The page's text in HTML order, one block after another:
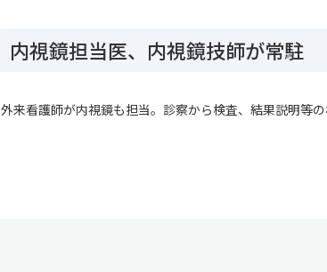
内視鏡担当医、内視鏡技師が常駐
外来看護師が内視鏡も担当。診察から検査、結果説明等